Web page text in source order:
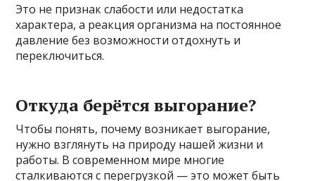
Это не признак слабости или недостатка
характера, а реакция организма на постоянное
давление без возможности отдохнуть и
переключиться.
Откуда берётся выгорание?
Чтобы понять, почему возникает выгорание,
нужно взглянуть на природу нашей жизни и
работы. В современном мире многие
сталкиваются с перегрузкой — это может быть